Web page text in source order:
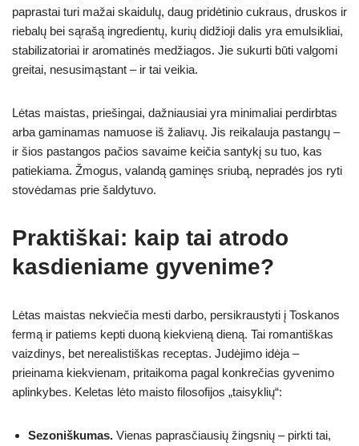
paprastai turi mažai skaidulų, daug pridėtinio cukraus, druskos ir
riebalų bei sąrašą ingredientų, kurių didžioji dalis yra emulsikliai,
stabilizatoriai ir aromatinės medžiagos. Jie sukurti būti valgomi
greitai, nesusimąstant – ir tai veikia.
Lėtas maistas, priešingai, dažniausiai yra minimaliai perdirbtas
arba gaminamas namuose iš žaliavų. Jis reikalauja pastangų –
ir šios pastangos pačios savaime keičia santykį su tuo, kas
patiekiama. Žmogus, valandą gaminęs sriubą, nepradės jos ryti
stovėdamas prie šaldytuvo.
Praktiškai: kaip tai atrodo
kasdieniame gyvenime?
Lėtas maistas nekviečia mesti darbo, persikraustyti į Toskanos
fermą ir patiems kepti duoną kiekvieną dieną. Tai romantiškas
vaizdinys, bet nerealistiškas receptas. Judėjimo idėja –
prieinama kiekvienam, pritaikoma pagal konkrečias gyvenimo
aplinkybes. Keletas lėto maisto filosofijos „taisyklių“:
Sezoniškumas. Vienas paprasčiausių žingsnių – pirkti tai,